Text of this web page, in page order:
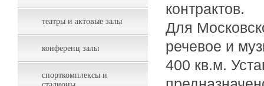
театры и актовые залы
конференц залы
спорткомплексы и
контрактов.
Для
речевое и
400 кв.м.